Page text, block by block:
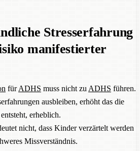
Stresserfahrung
manifestierter
fürADHS muss nicht zu ADHS führen.
ausbleiben, erhöht das die
entsteht, erheblich.
nicht, dass Kinder verzärtelt werden
Missverständnis.